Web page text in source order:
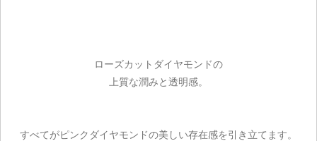
ローズカットダイヤモンドの
上質な潤みと透明感。
すべてがピンクダイヤモンドの美しい存在感を引き立てます。